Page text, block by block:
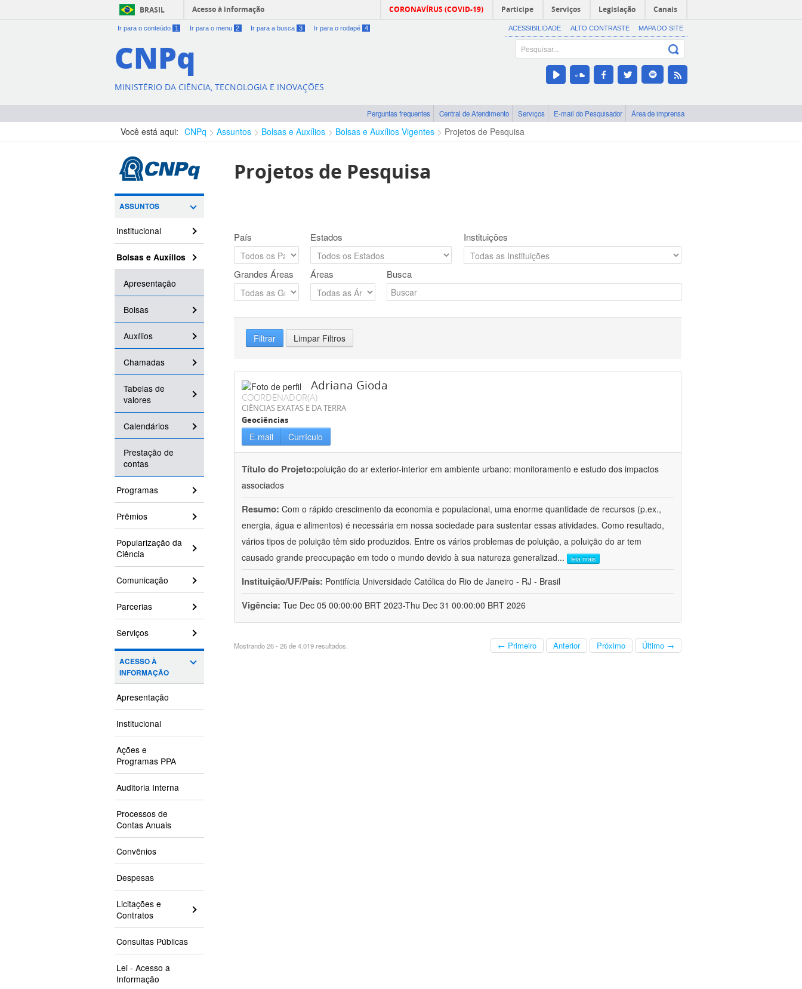
BRASIL Acesso à informação CORONAVÍRUS (COVID-19) Participe Serviços Legislação Canais
Ir para o conteúdo 1 Ir para o menu 2 Ir para a busca 3 Ir para o rodapé 4 ACESSIBILIDADE ALTO CONTRASTE MAPA DO SITE
CNPq
MINISTÉRIO DA CIÊNCIA, TECNOLOGIA E INOVAÇÕES
Perguntas frequentes Central de Atendimento Serviços E-mail do Pesquisador Área de imprensa
Você está aqui: CNPq Assuntos Bolsas e Auxílios Bolsas e Auxílios Vigentes Projetos de Pesquisa
ASSUNTOS
Institucional
Bolsas e Auxílios
Apresentação
Bolsas
Auxílios
Chamadas
Tabelas de
valores
Calendários
Prestação de
contas
Programas
Prêmios
Popularização da
Ciência
Comunicação
Parcerias
Serviços
ACESSO À
INFORMAÇÃO
Apresentação
Institucional
Ações e
Programas PPA
Auditoria Interna
Processos de
Contas Anuais
Convênios
Despesas
Licitações e
Contratos
Consultas Públicas
Lei - Acesso a
Informação
Projetos de Pesquisa
País Estados Instituições
Grandes Áreas Áreas Busca
Filtrar Limpar Filtros
Adriana Gioda
COORDENADOR(A)
CIÊNCIAS EXATAS E DA TERRA
Geociências
E-mail Currículo
Título do Projeto:poluição do ar exterior-interior em ambiente urbano: monitoramento e estudo dos impactos
associados
Resumo: Com o rápido crescimento da economia e populacional, uma enorme quantidade de recursos (p.ex.,
energia, água e alimentos) é necessária em nossa sociedade para sustentar essas atividades. Como resultado,
vários tipos de poluição têm sido produzidos. Entre os vários problemas de poluição, a poluição do ar tem
causado grande preocupação em todo o mundo devido à sua natureza generalizad... leia mais
Instituição/UF/País: Pontifícia Universidade Católica do Rio de Janeiro - RJ - Brasil
Vigência: Tue Dec 05 00:00:00 BRT 2023-Thu Dec 31 00:00:00 BRT 2026
Mostrando 26 - 26 de 4.019 resultados. ← Primeiro Anterior Próximo Último →